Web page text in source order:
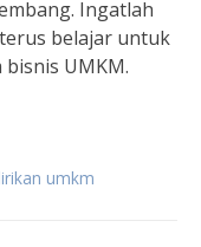
Ingatlah
belajar untuk
bisnis UMKM.
umkm